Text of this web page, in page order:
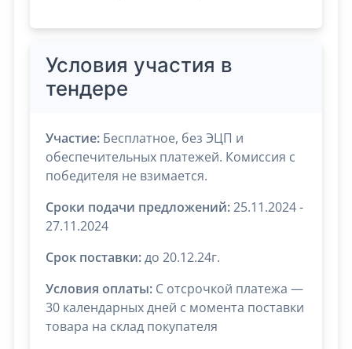
Условия участия в
тендере
Участие: Бесплатное, без ЭЦП и
обеспечительных платежей. Комиссия с
победителя не взимается.
Сроки подачи предложений:25.11.2024 -
27.11.2024
Срок поставки:до 20.12.24г.
Условия оплаты: C отсрочкой платежа —
30 календарных дней с момента поставки
товара на склад покупателя